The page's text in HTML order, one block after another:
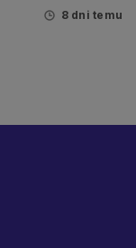
8 dni temu